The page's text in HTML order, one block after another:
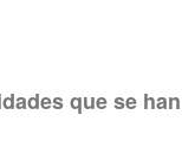
que se